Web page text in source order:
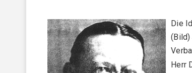
Geschäftsstelle
Satzung
Beitragsordnung
Die
(Bild)
Herr